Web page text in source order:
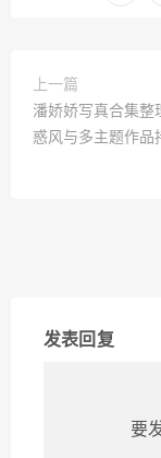
上一篇
潘娇娇写真合集整
惑风与多主题作品
发表回复
要